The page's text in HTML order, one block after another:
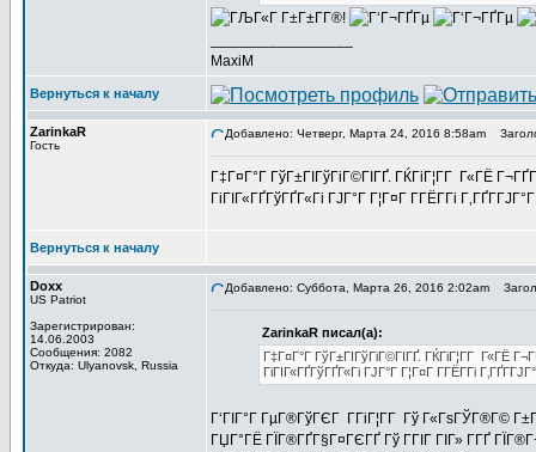
MaxiM
Вернуться к началу
ZarinkaR
Гость
Добавлено: Четверг, Марта 24, 2016 8:58am
Г‡Г¤Г°Г ГўГ±ГІГўГіГ©ГІГҐ. ГЌГіГ¦Г­Г Г«ГЁ
ГіГІГ«ГҐГўГҐГ«Гі ГЈГ°Г Г¦Г¤Г Г­ГЁГ­Гі
Вернуться к началу
Doxx
US Patriot
Зарегистрирован:
14.06.2003
Сообщения: 2082
Откуда: Ulyanovsk, Russia
Добавлено: Суббота, Марта 26, 2016 2:02am
ZarinkaR писал(а):
Г‡Г¤Г°Г ГўГ±ГІГўГіГ©ГІГҐ. ГЌГіГ¦Г­Г Г«ГЁ
ГіГІГ«ГҐГўГҐГ«Гі ГЈГ°Г Г¦Г¤Г Г­ГЁГ­Гі
Г‘ГІГ°Г ГµГ®ГўГЄГ Г­ГіГ¦Г­Г Гў Г«ГѕГЎГ®Г©
ГЏГ°ГЁ ГЇГ®ГҐГ§Г¤ГЄГҐ Гў ГГІГ ГІГ» Г­ГҐ